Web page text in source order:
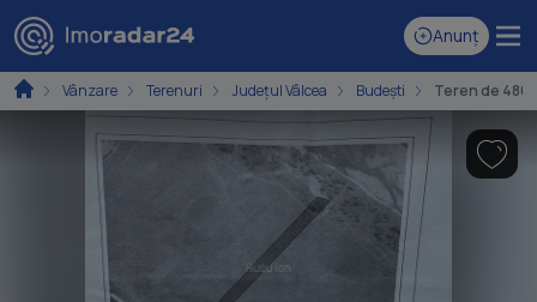
Anunț
Vânzare Terenuri Județul Vâlcea Budești Teren de